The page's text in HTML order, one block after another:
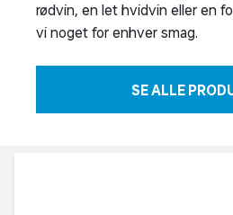
rødvin, en let hvidvin eller en
vi noget for enhver smag.
SE ALLE